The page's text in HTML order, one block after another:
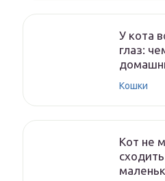
У кота
глаз:
Кошки
Кот не